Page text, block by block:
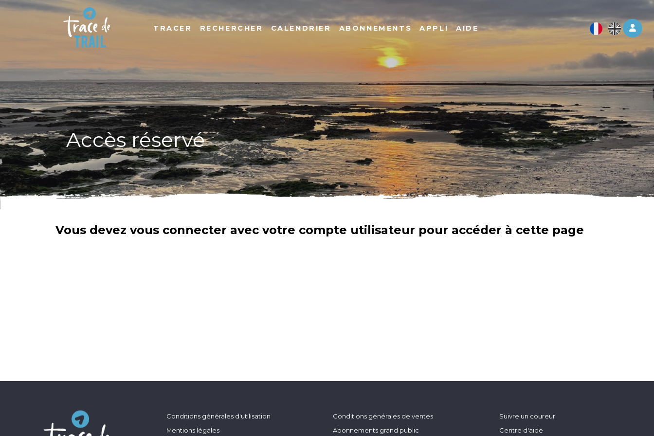
Log
TRACER RECHERCHER CALENDRIER ABONNEMENTS APPLI AIDE
Accès réservé
Vous devez vous connecter avec votre compte utilisateur pour accéder à cette page
Conditions générales d'utilisation
Mentions légales
Conditions générales de ventes
Abonnements grand public
Suivre un coureur
Centre d'aide